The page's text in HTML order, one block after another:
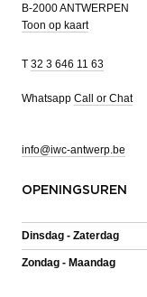
B-2000 ANTWERPEN
Toon op kaart
T 32 3 646 11 63
Whatsapp Call or Chat
info@iwc-antwerp.be
OPENINGSUREN
Dinsdag - Zaterdag
Zondag - Maandag